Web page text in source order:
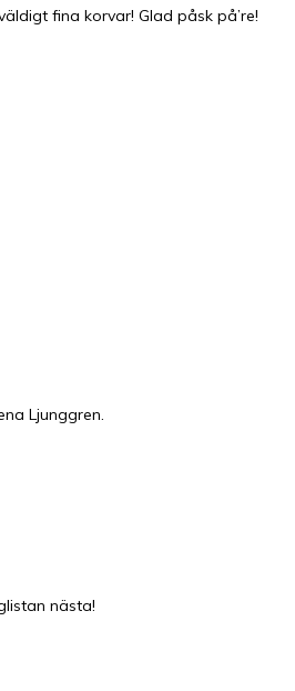
fina korvar! Glad påsk på’re!
Ljunggren.
nästa!